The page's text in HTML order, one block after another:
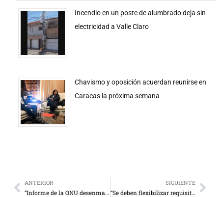
Incendio en un poste de alumbrado deja sin
electricidad a Valle Claro
Chavismo y oposición acuerdan reunirse en
Caracas la próxima semana
ANTERIOR
“Informe de la ONU desenmascara finalmente a Maduro”
SIGUIENTE
“Se deben flexibilizar requisitos de entrada a Chile”